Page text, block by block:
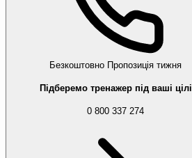
Безкоштовно Пропозиція тижня
Підберемо тренажер під ваші цілі
0 800 337 274